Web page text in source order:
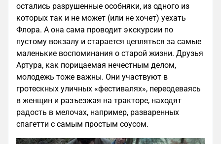
остались разрушенные особняки, из одного из
которых так и не может (или не хочет) уехать
Флора. А она сама проводит экскурсии по
пустому вокзалу и старается цепляться за самые
маленькие воспоминания о старой жизни. Друзья
Артура, как порицаемая нечестным делом,
молодежь тоже важны. Они участвуют в
гротескных уличных «фестивалях», переодеваясь
в женщин и разъезжая на тракторе, находят
радость в мелочах, например, разваренных
спагетти с самым простым соусом.